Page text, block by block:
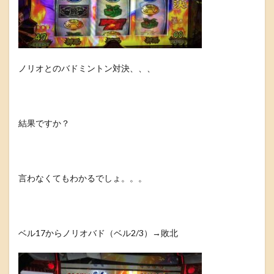
ノリオとのバドミントン対決、、、
結果ですか？
言わなくてもわかるでしょ。。。
ベル17からノリオバド（ベル2/3）→敗北